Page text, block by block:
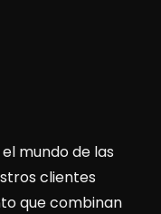
mundo de las
clientes
que combinan